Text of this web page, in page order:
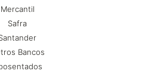
Mercantil
Safra
Bancos